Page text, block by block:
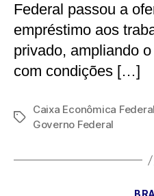
Federal passou a
empréstimo aos
privado, ampliando
com condições […]
Tags
Caixa Econômica Federal
Governo Federal